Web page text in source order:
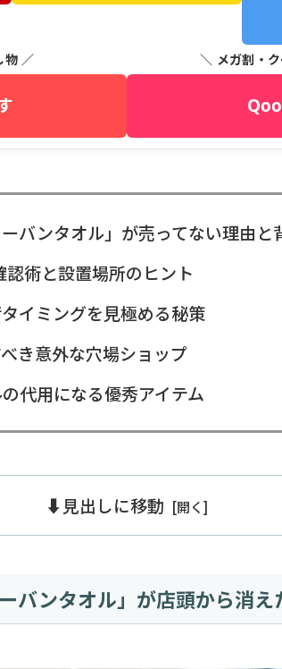
物 ／ ＼ メガ割・
バンタオル」が売ってない理由と
術と設置場所のヒント
イミングを見極める秘策
き意外な穴場ショップ
代用になる優秀アイテム
⬇️見出しに移動
バンタオル」が店頭から消え